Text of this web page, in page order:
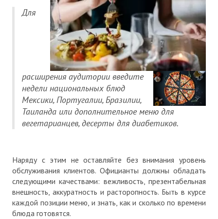
Для
расширения аудитории введите
недели национальных блюд
Мексики, Португалии, Бразилии,
Таиланда или дополнительное меню для
вегетарианцев, десерты для диабетиков.
Наряду с этим не оставляйте без внимания уровень
обслуживания клиентов. Официанты должны обладать
следующими качествами: вежливость, презентабельная
внешность, аккуратность и расторопность. Быть в курсе
каждой позиции меню, и знать, как и сколько по времени
блюда готовятся.